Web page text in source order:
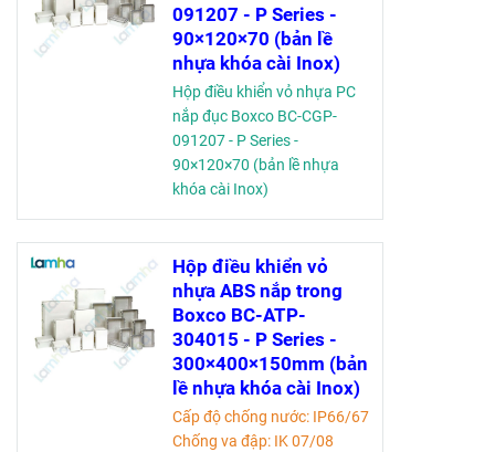
091207 - P Series -
90×120×70 (bản lề
nhựa khóa cài Inox)
Hộp điều khiển vỏ nhựa PC
nắp đục Boxco BC-CGP-
091207 - P Series -
90×120×70 (bản lề nhựa
khóa cài Inox)
Chống va đập: IK 07/08
Tài liệu kỹ thuật
Hộp điều khiển vỏ
nhựa ABS nắp trong
Boxco BC-ATP-
304015 - P Series -
300×400×150mm (bản
lề nhựa khóa cài Inox)
Cấp độ chống nước: IP66/67
Chống va đập: IK 07/08